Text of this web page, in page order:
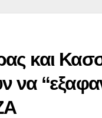
και
να